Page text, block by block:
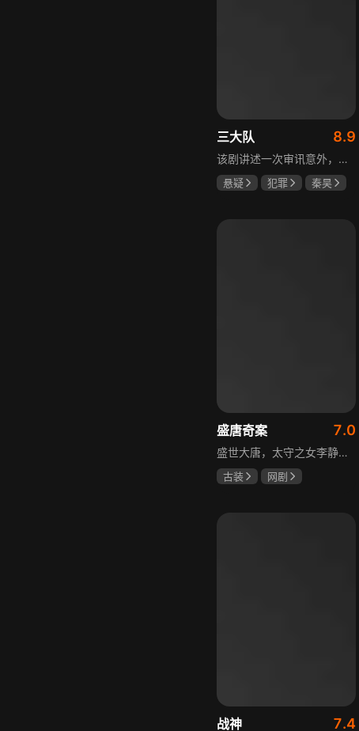
三大队 8.9
该剧讲述一次审讯意外，三大队刑警程兵入狱服刑，队友受牵连脱警、降职，曾经的警界精英三大队分崩离析。十年牢狱，程兵重获自由，失去一切，而案件的犯罪嫌疑人王大勇依旧在逃。穿一天警服，终身是正义，不甘化作执着，利刃再次出鞘，程兵和三大队的兄弟重新集结踏上追凶之路，在孤独漫长的旅途中配合警方千里追凶，也在这苦行僧一样的历程中重新找到人生的坐标和生命的意义。本片根据原载于“网易人间”作者深蓝的《请转告局长，三大队任务完成》改编。
悬疑 犯罪
秦昊
盛唐奇案 7.0
盛世大唐，太守之女李静澜天赋异禀，擅验尸断案，与神秘“鬼探”决明、武艺高强的捕快苏御安联手追凶，揭开一桩桩离奇悬案：双生姐妹的生死置换、跨越十七年的书生冤案、雅集会上的连环仪式杀人等。在迷雾与鲜血中，李静澜与决明暗生情愫，彼此扶持，坚守心中正道，挣脱宿命桎梏。盛世灯火之下，他们以智慧与勇气涤荡污浊，书写下一段守护正义与清明的传奇。
古装
网剧
战神 7.4